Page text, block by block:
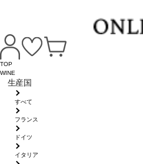
TOP
WINE
生産国
すべて
フランス
ドイツ
イタリア